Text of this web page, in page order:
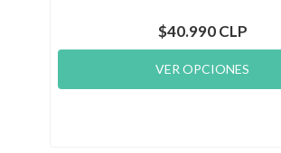
$40.990 CLP
VER OPCIONES